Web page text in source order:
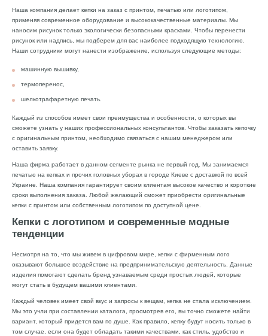
Наша компания делает кепки на заказ с принтом, печатью или логотипом,
применяя современное оборудование и высококачественные материалы. Мы
наносим рисунок только экологически безопасными красками. Чтобы перенести
рисунок или надпись, мы подберем для вас наиболее подходящую технологию.
Наши сотрудники могут нанести изображение, используя следующие методы:
машинную вышивку,
термоперенос,
шелкотрафаретную печать.
Каждый из способов имеет свои преимущества и особенности, о которых вы
сможете узнать у наших профессиональных консультантов. Чтобы заказать кепочку
с оригинальным принтом, необходимо связаться с нашим менеджером или
оставить заявку.
Наша фирма работает в данном сегменте рынка не первый год. Мы занимаемся
печатью на кепках и прочих головных уборах в городе Киеве с доставкой по всей
Украине. Наша компания гарантирует своим клиентам высокое качество и короткие
сроки выполнения заказа. Любой желающий сможет приобрести оригинальные
кепки с принтом или собственным логотипом по доступной цене.
Кепки с логотипом и современные модные
тенденции
Несмотря на то, что мы живем в цифровом мире, кепки с фирменным лого
оказывают большое воздействие на предпринимательскую деятельность. Данные
изделия помогают сделать бренд узнаваемым среди простых людей, которые
могут стать в будущем вашими клиентами.
Каждый человек имеет свой вкус и запросы к вещам, кепка не стала исключением.
Мы это учли при составлении каталога, просмотрев его, вы точно сможете найти
вариант, который придется вам по душе. Как правило, кепку будут носить только в
том случае, если она будет обладать такими качествами, как стиль, удобство и